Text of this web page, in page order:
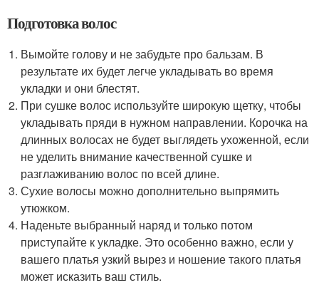
Подготовка волос
Вымойте голову и не забудьте про бальзам. В
результате их будет легче укладывать во время
укладки и они блестят.
При сушке волос используйте широкую щетку, чтобы
укладывать пряди в нужном направлении. Корочка на
длинных волосах не будет выглядеть ухоженной, если
не уделить внимание качественной сушке и
разглаживанию волос по всей длине.
Сухие волосы можно дополнительно выпрямить
утюжком.
Наденьте выбранный наряд и только потом
приступайте к укладке. Это особенно важно, если у
вашего платья узкий вырез и ношение такого платья
может исказить ваш стиль.